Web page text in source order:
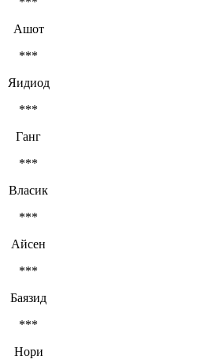
Ашот
***
Яидиод
***
Ганг
***
Власик
***
Айсен
***
Баязид
***
Нори